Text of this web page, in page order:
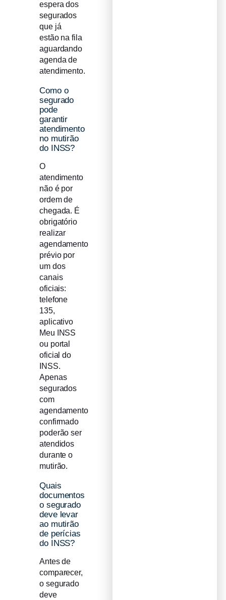
espera dos
segurados
que já
estão na fila
aguardando
agenda de
atendimento.
Como o
segurado
pode
garantir
atendimento
no mutirão
do INSS?
O
atendimento
não é por
ordem de
chegada. É
obrigatório
realizar
agendamento
prévio por
um dos
canais
oficiais:
telefone
135,
aplicativo
Meu INSS
ou portal
oficial do
INSS.
Apenas
segurados
com
agendamento
confirmado
poderão ser
atendidos
durante o
mutirão.
Quais
documentos
o segurado
deve levar
ao mutirão
de perícias
do INSS?
Antes de
comparecer,
o segurado
deve